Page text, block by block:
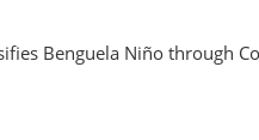
Benguela Niño through